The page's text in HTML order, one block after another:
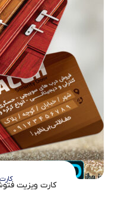
کارت ویزیت